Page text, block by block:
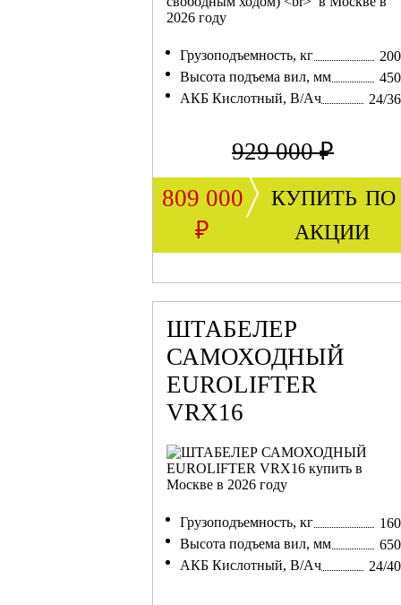
Грузоподъемность, кг
Высота подъема вил, мм
АКБ Кислотный, В/Ач
24/
929 000 ₽
809 000
₽
купить по
акции
ШТАБЕЛЕР
САМОХОДНЫЙ
EUROLIFTER
VRX16
Грузоподъемность, кг
Высота подъема вил, мм
АКБ Кислотный, В/Ач
24/